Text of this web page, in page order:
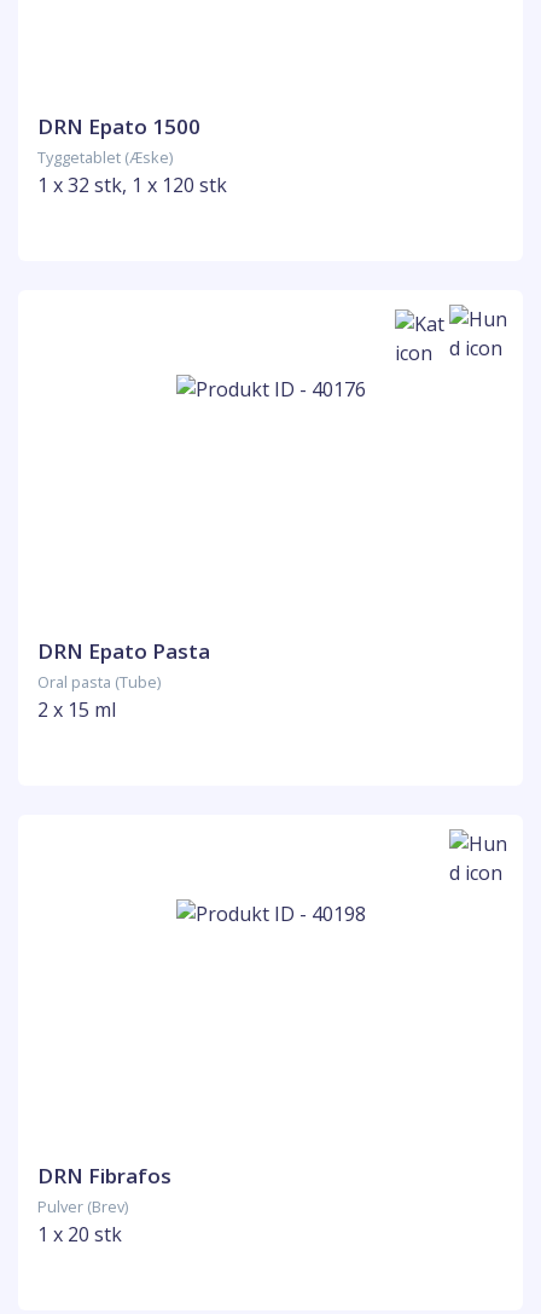
DRN Epato 1500
Tyggetablet (Æske)
1 x 32 stk, 1 x 120 stk
DRN Epato Pasta
Oral pasta (Tube)
2 x 15 ml
DRN Fibrafos
Pulver (Brev)
1 x 20 stk